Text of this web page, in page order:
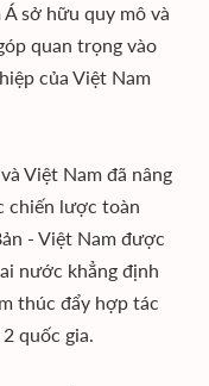
sở hữu quy mô và
quan trọng vào
của Việt Nam
Việt Nam đã nâng
chiến lược toàn
- Việt Nam được
nước khẳng định
thúc đẩy hợp tác
quốc gia.